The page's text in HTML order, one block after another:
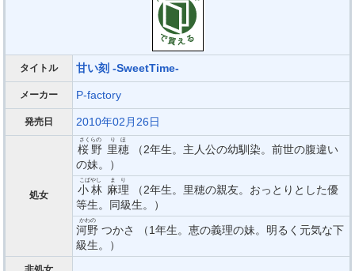
ね
の
タイトル 甘い刻 -SweetTime-
メーカー P-factory
発売日 2010年02月26日
処女
桜野
さくらの
里穂
りほ
（2年生。主人公の幼馴染。前世の腹違い
の妹。）
小林
こばやし
麻理
まり
（2年生。里穂の親友。おっとりとした優
等生。同級生。）
河野
かわの
つかさ （1年生。恵の義理の妹。明るく元気な下
級生。）